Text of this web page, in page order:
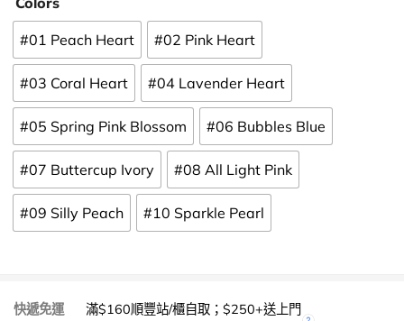
#01 Peach Heart #02 Pink Heart
#03 Coral Heart #04 Lavender Heart
#05 Spring Pink Blossom #06 Bubbles Blue
#07 Buttercup Ivory #08 All Light Pink
#09 Silly Peach #10 Sparkle Pearl
快遞免運
滿$160順豐站/櫃自取；$250+送上門